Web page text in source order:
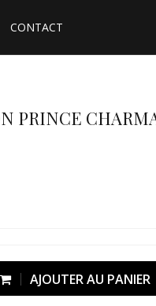
CONTACT
PRINCE
AJOUTER AU PANIER